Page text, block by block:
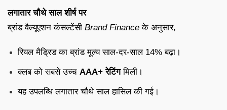
लगातार चौथे साल शीर्ष पर
ब्रांड वैल्यूएशन कंसल्टेंसी Brand Finance के अनुसार,
रियल मैड्रिड का ब्रांड मूल्य साल-दर-साल 14% बढ़ा।
क्लब को सबसे उच्च AAA+ रेटिंगमिली।
यह उपलब्धि लगातार चौथे साल हासिल की गई।